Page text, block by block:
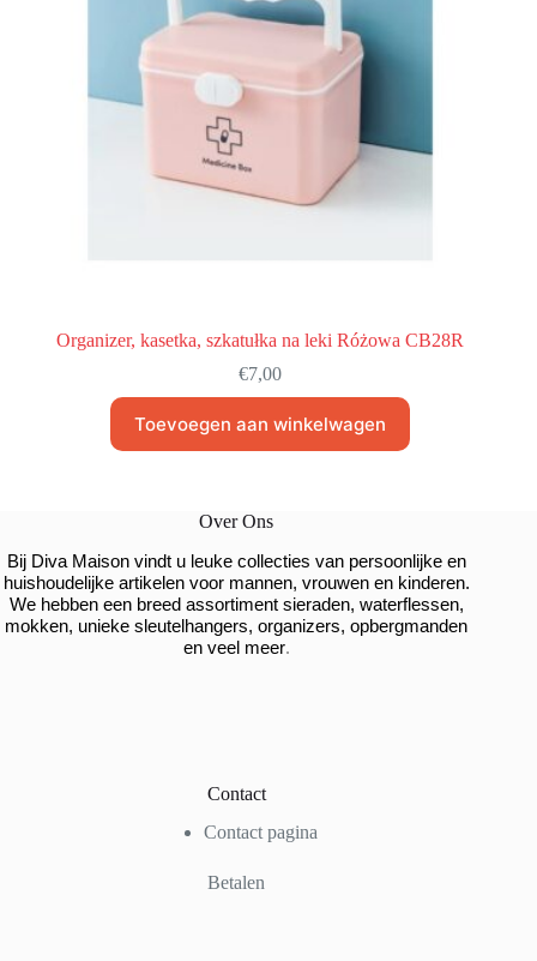
Organizer, kasetka, szkatułka na leki Różowa CB28R
€7,00
Toevoegen aan winkelwagen
Over Ons
Bij Diva Maison vindt u leuke collecties van persoonlijke en
huishoudelijke artikelen voor mannen, vrouwen en kinderen.
We hebben een breed assortiment sieraden, waterflessen,
mokken, unieke sleutelhangers, organizers, opbergmanden
en veel meer.
Contact
Contact pagina
Betalen